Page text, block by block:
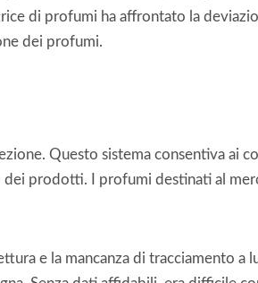
di profumi ha affrontato la
dei profumi.
Questo sistema consentiva ai
prodotti. I profumi destinati al
e la mancanza di tracciamento a